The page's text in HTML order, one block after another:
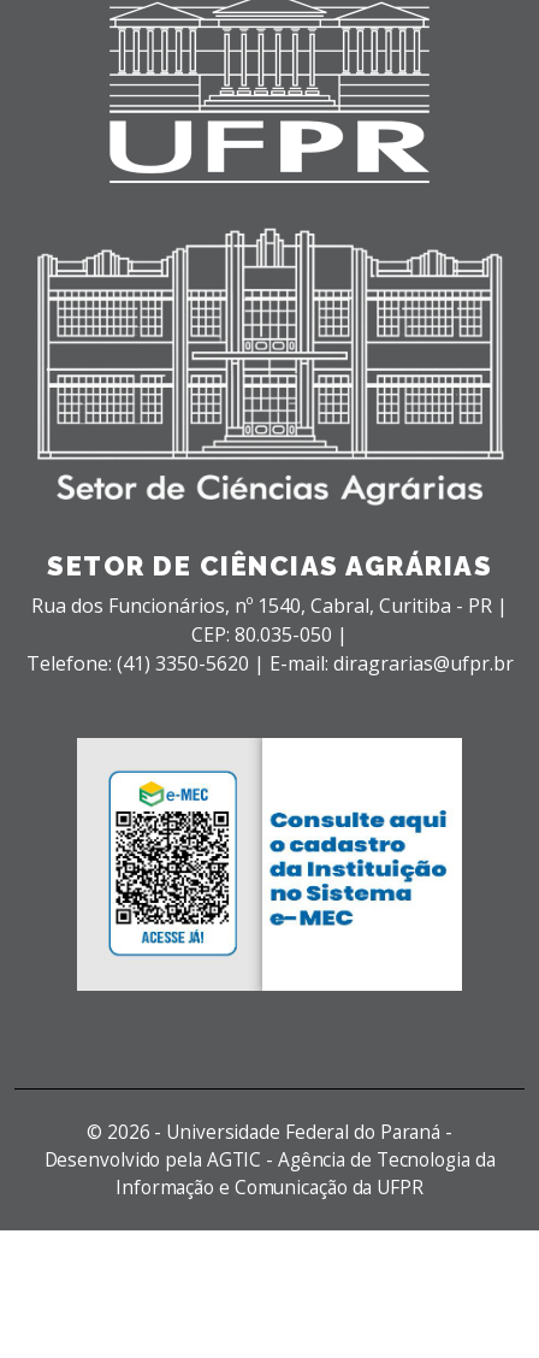
SETOR DE CIÊNCIAS AGRÁRIAS
Rua dos Funcionários, nº 1540, Cabral, Curitiba - PR |
CEP: 80.035-050 |
Telefone: (41) 3350-5620 | E-mail: diragrarias@ufpr.br
© 2026 - Universidade Federal do Paraná -
Desenvolvido pela AGTIC - Agência de Tecnologia da
Informação e Comunicação da UFPR